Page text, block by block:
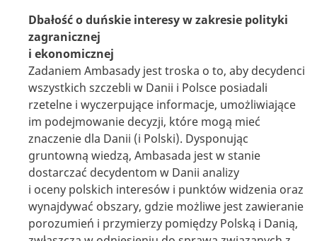
Dbałość o duńskie interesy w zakresie polityki
zagranicznej
i ekonomicznej
Zadaniem Ambasady jest troska o to, aby decydenci
wszystkich szczebli w Danii i Polsce posiadali
rzetelne i wyczerpujące informacje, umożliwiające
im podejmowanie decyzji, które mogą mieć
znaczenie dla Danii (i Polski). Dysponując
gruntowną wiedzą, Ambasada jest w stanie
dostarczać decydentom w Danii analizy
i oceny polskich interesów i punktów widzenia oraz
wynajdywać obszary, gdzie możliwe jest zawieranie
porozumień i przymierzy pomiędzy Polską i Danią,